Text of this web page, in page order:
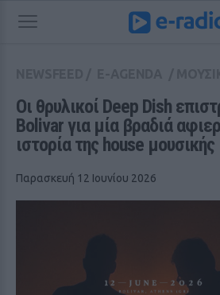
Οι θρυλικοί Deep Dish
Bolivar για μία βραδιά
ιστορία της house μουσικής
Παρασκευή 12 Ιουνίου 2026